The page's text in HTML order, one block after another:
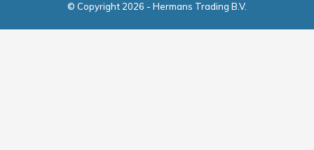
© Copyright 2026 - Hermans Trading B.V.